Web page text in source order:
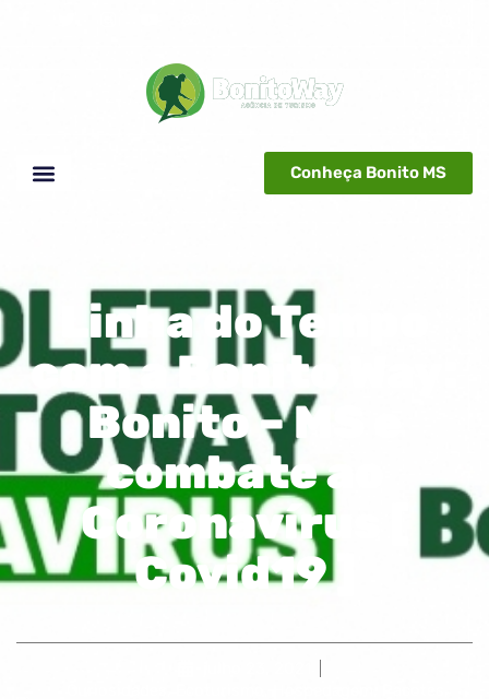
Conheça Bonito MS
Linha do Tempo
com a Bonito Way:
Bonito – MS e
combate ao
Coronavírus [
Covid19 ]